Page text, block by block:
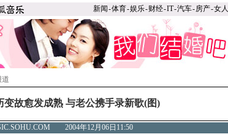
新闻-体育-娱乐-财经-IT-汽车-房产-女人
道
变故愈发成熟 与老公携手录新歌(图)
2004年12月06日11:50